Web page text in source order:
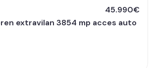
45.990€
extravilan 3854 mp acces auto